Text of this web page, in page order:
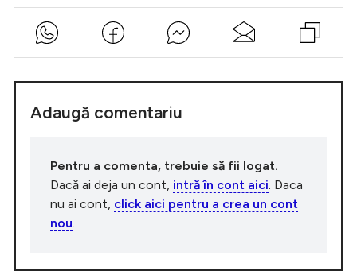
Adaugă comentariu
Pentru a comenta, trebuie să fii logat.
Dacă ai deja un cont, intră în cont aici . Daca
nu ai cont, click aici pentru a crea un cont
nou